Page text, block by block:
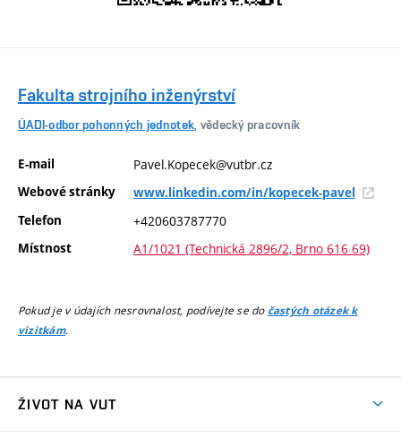
Fakulta strojního inženýrství
ÚADI-odbor pohonných jednotek , vědecký pracovník
E-mail Pavel.Kopecek@vutbr.cz
Webové stránky
www.linkedin.com/in/kopecek-pavel
Telefon
+420603787770
Místnost A1/1021 (Technická 2896/2, Brno 616 69)
Pokud je v údajích nesrovnalost, podívejte se do častých otázek k
vizitkám.
ŽIVOT NA VUT